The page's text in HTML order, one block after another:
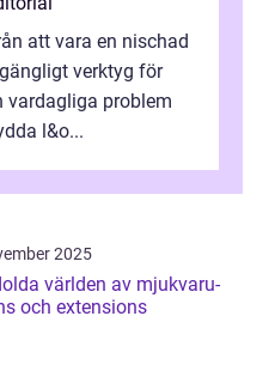
att vara en nischad
verktyg för
vardagliga problem
l&o...
2025
världen av mjukvaru-
och extensions